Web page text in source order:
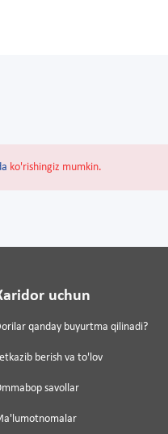
ko'rishingiz mumkin.
uchun
qanday buyurtma qilinadi?
berish va to'lov
savollar